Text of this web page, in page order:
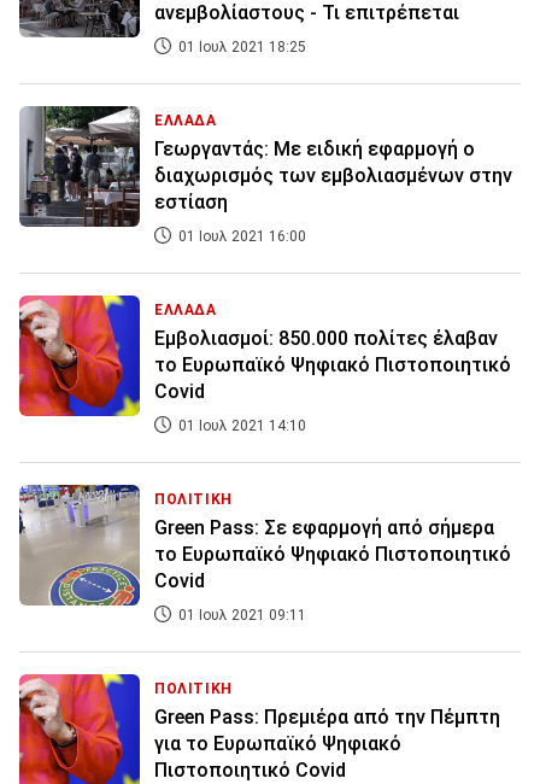
ανεμβολίαστους - Τι επιτρέπεται
01 Ιουλ 2021 18:25
ΕΛΛΑΔΑ
Γεωργαντάς: Με ειδική εφαρμογή ο
διαχωρισμός των εμβολιασμένων στην
εστίαση
01 Ιουλ 2021 16:00
ΕΛΛΑΔΑ
Εμβολιασμοί: 850.000 πολίτες έλαβαν
το Ευρωπαϊκό Ψηφιακό Πιστοποιητικό
Covid
01 Ιουλ 2021 14:10
ΠΟΛΙΤΙΚΗ
Green Pass: Σε εφαρμογή από σήμερα
το Ευρωπαϊκό Ψηφιακό Πιστοποιητικό
Covid
01 Ιουλ 2021 09:11
ΠΟΛΙΤΙΚΗ
Green Pass: Πρεμιέρα από την Πέμπτη
για το Ευρωπαϊκό Ψηφιακό
Πιστοποιητικό Covid